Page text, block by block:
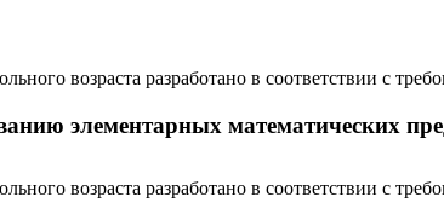
возраста разработано в соответствии с
элементарных математических
возраста разработано в соответствии с